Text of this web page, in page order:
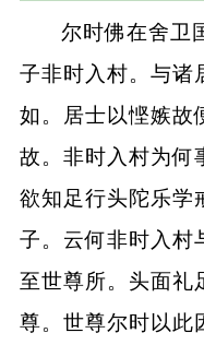
尔时佛在舍卫
子非时入村。与诸
如。居士以悭嫉故
故。非时入村为何
欲知足行头陀乐学
子。云何非时入村
至世尊所。头面礼
尊。世尊尔时以此